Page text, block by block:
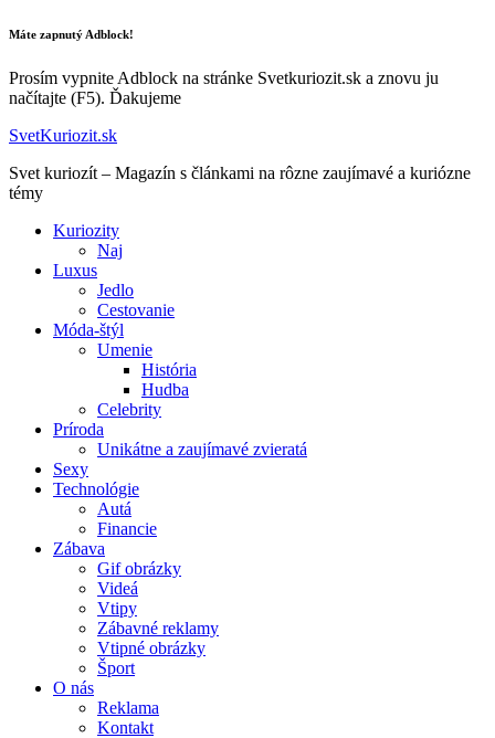
Máte zapnutý Adblock!
Prosím vypnite Adblock na stránke Svetkuriozit.sk a znovu ju
načítajte (F5). Ďakujeme
SvetKuriozit.sk
Svet kuriozít – Magazín s článkami na rôzne zaujímavé a kuriózne
témy
Kuriozity
Naj
Luxus
Jedlo
Cestovanie
Móda-štýl
Umenie
História
Hudba
Celebrity
Príroda
Unikátne a zaujímavé zvieratá
Sexy
Technológie
Autá
Financie
Zábava
Gif obrázky
Videá
Vtipy
Zábavné reklamy
Vtipné obrázky
Šport
O nás
Reklama
Kontakt